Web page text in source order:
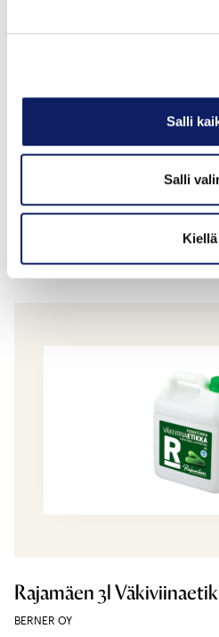
Salli
Salli
Kiellä
Rajamäen 10l
Rajamäen 3l
BERNER OY